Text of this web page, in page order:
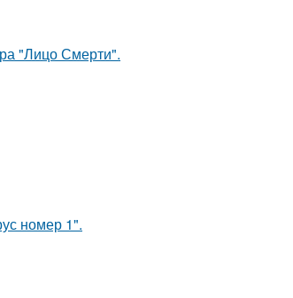
"Лицо Смерти".
номер 1".